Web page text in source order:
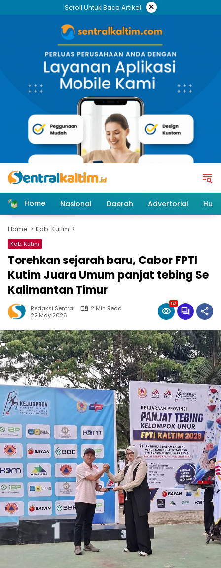
Scroll Untuk Baca Artikel ×
Home Nasional Daerah Advertorial
Home Kab. Kutim
Kab. Kutim
Torehkan sejarah baru, Cabor FPTI
Kutim Juara Umum panjat tebing Se
Kalimantan Timur
Redaksi Sentral
2 Min Read
22 May 2026
52